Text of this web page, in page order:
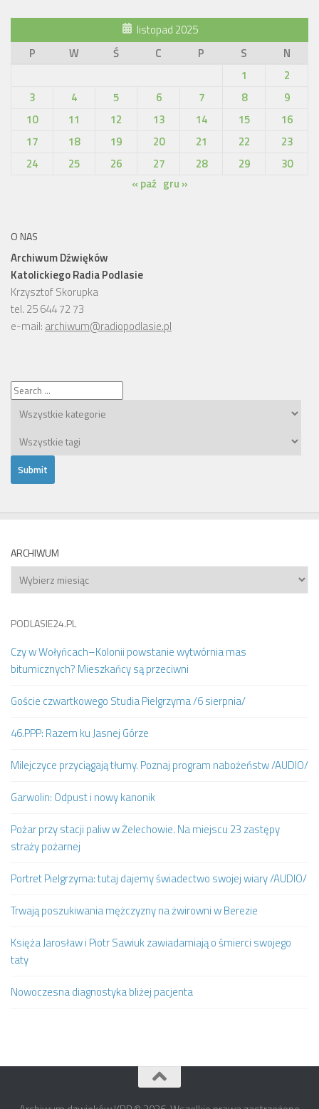
listopad 2025
P
W Ś C P S
N
1
2
3
4 5 6 7 8
9
10
11 12 13 14 15
16
17
18 19 20 21 22
23
24
25 26 27 28 29
30
« paź gru »
O NAS
Archiwum Dźwięków
Katolickiego Radia Podlasie
Krzysztof Skorupka
tel. 25 644 72 73
e-mail: archiwum@radiopodlasie.pl
ARCHIWUM
Archiwum
PODLASIE24.PL
Czy w Wołyńcach–Kolonii powstanie wytwórnia mas
bitumicznych? Mieszkańcy są przeciwni
Goście czwartkowego Studia Pielgrzyma /6 sierpnia/
46.PPP: Razem ku Jasnej Górze
Milejczyce przyciągają tłumy. Poznaj program nabożeństw /AUDIO/
Garwolin: Odpust i nowy kanonik
Pożar przy stacji paliw w Żelechowie. Na miejscu 23 zastępy
straży pożarnej
Portret Pielgrzyma: tutaj dajemy świadectwo swojej wiary /AUDIO/
Trwają poszukiwania mężczyzny na żwirowni w Berezie
Księża Jarosław i Piotr Sawiuk zawiadamiają o śmierci swojego
taty
Nowoczesna diagnostyka bliżej pacjenta